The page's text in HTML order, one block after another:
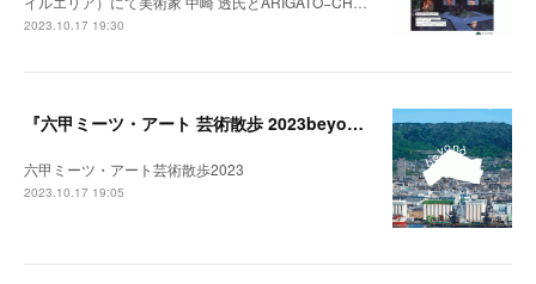
2023.10.17 19:30
『六甲ミーツ・アート 芸術散歩 2023beyond』開催中。
六甲ミーツ・アート芸術散歩2023
2023.10.17 19:05